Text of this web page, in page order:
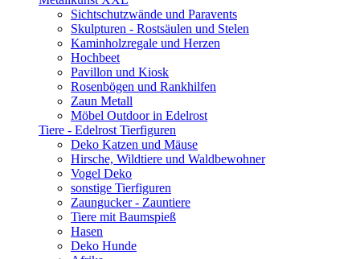
Sichtschutzwände und Paravents
Skulpturen - Rostsäulen und Stelen
Kaminholzregale und Herzen
Hochbeet
Pavillon und Kiosk
Rosenbögen und Rankhilfen
Zaun Metall
Möbel Outdoor in Edelrost
Tiere - Edelrost Tierfiguren
Deko Katzen und Mäuse
Hirsche, Wildtiere und Waldbewohner
Vogel Deko
sonstige Tierfiguren
Zaungucker - Zauntiere
Tiere mit Baumspieß
Hasen
Deko Hunde